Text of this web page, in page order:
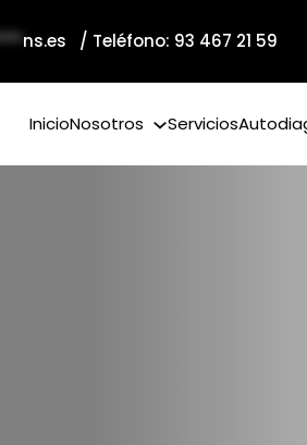
ns.es / Teléfono: 93 467 21 59
InicioNosotros Servicios